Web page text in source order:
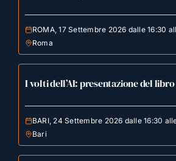
ROMA, 17 Settembre 2026 dalle 16:30
Roma
I volti dell’AI: presentazione del libro
BARI, 24 Settembre 2026 dalle 16:30
Bari